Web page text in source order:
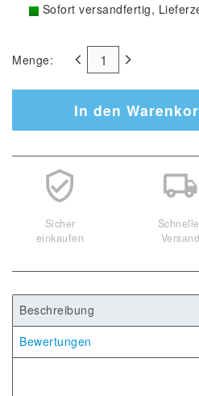
Sofort versandfertig,
Menge:
In den
Sicher
einkaufen
Versand
Beschreibung
Bewertungen